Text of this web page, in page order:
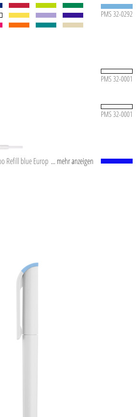
PMS 32-0292
PMS 32-0001
PMS 32-0001
Refill blue Europäische Jumbo
... mehr anzeigen